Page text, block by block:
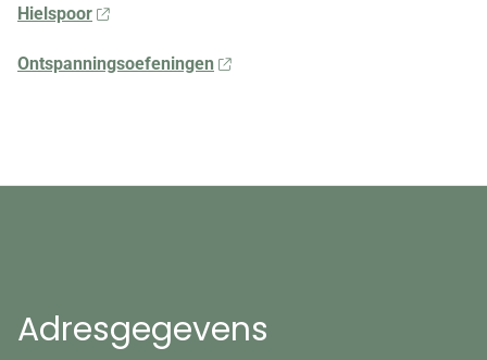
Hielspoor
Ontspanningsoefeningen
Adresgegevens